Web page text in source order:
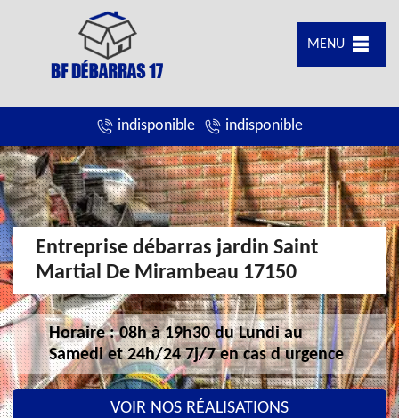
MENU
indisponible indisponible
Entreprise débarras jardin Saint
Martial De Mirambeau 17150
Horaire : 08h à 19h30 du Lundi au
Samedi et 24h/24 7j/7 en cas d urgence
VOIR NOS RÉALISATIONS